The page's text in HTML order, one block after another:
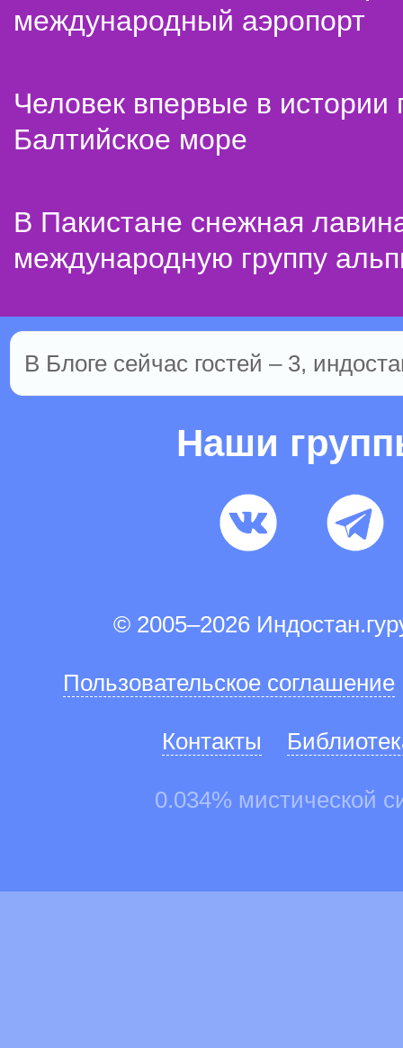
международный аэропорт
Человек впервые в истории
Балтийское море
В Пакистане снежная
международную группу
В Блоге сейчас гостей – 3,
Наши
© 2005–2026
Пользовательское соглашение
Контакты
0.034% мистической